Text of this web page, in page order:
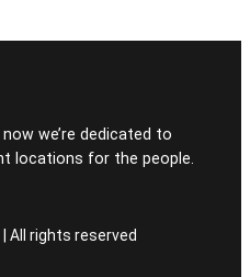
we’re dedicated to
locations for the people.
| All rights reserved